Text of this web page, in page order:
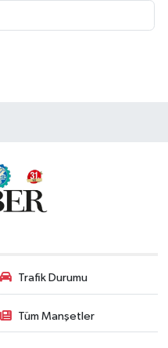
Trafik Durumu
Tüm Manşetler